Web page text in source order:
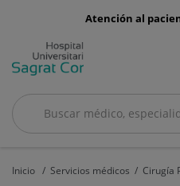
menu-
Atención al
Buscar
Buscar
Inicio Servicios médicos Cirugía